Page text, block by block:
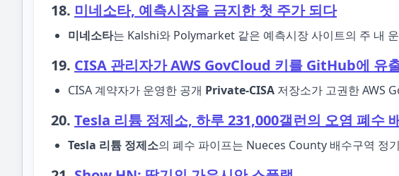
18. 미네소타, 예측시장을 금지한 첫 주가 되다
미네소타는 Kalshi와 Polymarket 같은 예측시장 사이트의 주 내
19. CISA 관리자가 AWS GovCloud 키를 GitHub에 유
CISA 계약자가 운영한 공개 Private-CISA 저장소가 고권한 AWS
20. Tesla 리튬 정제소, 하루 231,000갤런의 오염 폐수
Tesla 리튬 정제소의 폐수 파이프는 Nueces County 배수구역 정